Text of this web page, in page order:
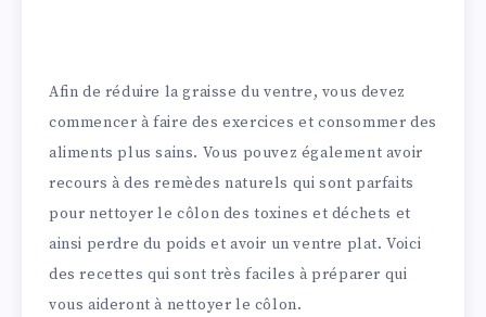
Afin de réduire la graisse du ventre, vous devez
commencer à faire des exercices et consommer des
aliments plus sains. Vous pouvez également avoir
recours à des remèdes naturels qui sont parfaits
pour nettoyer le côlon des toxines et déchets et
ainsi perdre du poids et avoir un ventre plat. Voici
des recettes qui sont très faciles à préparer qui
vous aideront à nettoyer le côlon.